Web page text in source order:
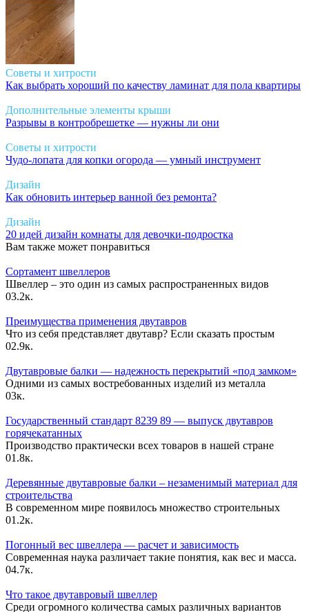
Советы и хитрости
Как выбрать хороший по качеству ламинат для пола квартиры
Дополнительные элементы крыши
Разрывы в контробрешетке — нужны ли они
Советы и хитрости
Чудо-лопата для копки огорода — умный инструмент
Дизайн
Как обновить интерьер ванной без ремонта?
Дизайн
20 идей дизайн комнаты для девочки-подростка
Вам также может понравиться
Сортамент швеллеров
Швеллер – это один из самых распространенных видов
03.2к.
Преимущества применения двутавров
Что из себя представляет двутавр? Если сказать простым
02.9к.
Двутавровые балки — надежность перекрытий «под замком»
Одними из самых востребованных изделий из металла
03к.
Государственный стандарт 8239 89 — выпуск двутавров
горячекатанных
Производство практически всех товаров в нашей стране
01.8к.
Деревянные двутавровые балки – незаменимый материал для
строительства
В современном мире появилось множество строительных
01.2к.
Погонный вес швеллера — расчет и зависимость
Современная наука различает такие понятия, как вес и масса.
04.7к.
Что такое двутавровый швеллер
Среди огромного количества самых различных вариантов